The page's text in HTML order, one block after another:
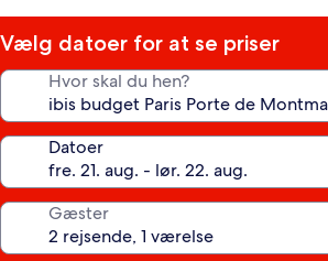
Vælg datoer for at se priser
Hvor skal du hen?
Datoer
Gæster